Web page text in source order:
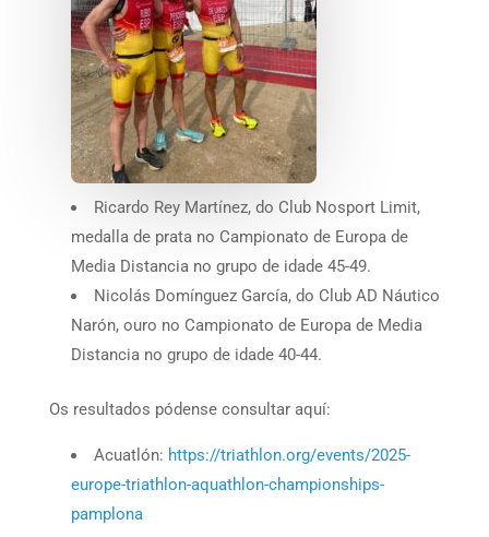
Ricardo Rey Martínez, do Club Nosport Limit,
medalla de prata no Campionato de Europa de
Media Distancia no grupo de idade 45-49.
Nicolás Domínguez García, do Club AD Náutico
Narón, ouro no Campionato de Europa de Media
Distancia no grupo de idade 40-44.
Os resultados pódense consultar aquí:
Acuatlón: https://triathlon.org/events/2025-
europe-triathlon-aquathlon-championships-
pamplona